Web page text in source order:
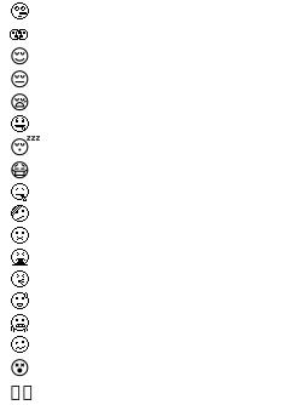
🤥
🫨
😌
😔
😪
🤤
😴
😷
🤒
🤕
🤢
🤮
🤧
🥵
🥶
🥴
😵
😵‍💫